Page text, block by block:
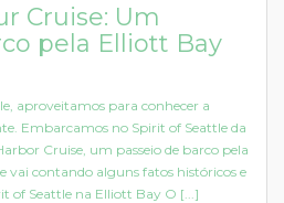
Cruise: Um
pela Elliott Bay
aproveitamos para conhecer a
Embarcamos no Spirit of Seattle da
Cruise, um passeio de barco pela
contando alguns fatos históricos e
of Seattle na Elliott Bay O [...]